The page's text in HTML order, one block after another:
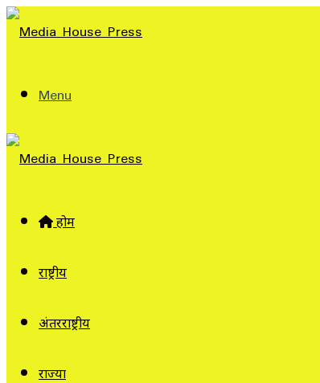
Menu
होम
राष्ट्रीय
अंतरराष्ट्रीय
राज्यों